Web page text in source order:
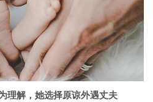
理解，她选择原谅外遇丈夫